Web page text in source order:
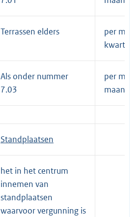
Terrassen elders
per m2
kwartaal
Als onder nummer
7.03
per m2
maand
Standplaatsen
het in het centrum
innemen van
standplaatsen
waarvoor vergunning is